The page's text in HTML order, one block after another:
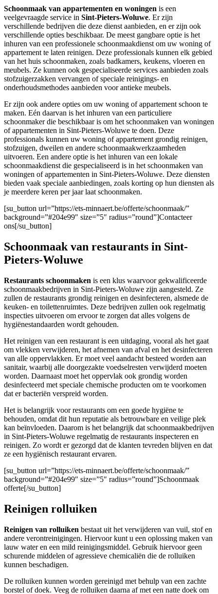
Schoonmaak van appartementen en woningen is een
veelgevraagde service in Sint-Pieters-Woluwe. Er zijn
verschillende bedrijven die deze dienst aanbieden, en er zijn ook
verschillende opties beschikbaar. De meest gangbare optie is het
inhuren van een professionele schoonmaakdienst om uw woning of
appartement te laten reinigen. Deze professionals kunnen elk gebied
van het huis schoonmaken, zoals badkamers, keukens, vloeren en
meubels. Ze kunnen ook gespecialiseerde services aanbieden zoals
stofzuigerzakken vervangen of speciale reinigings- en
onderhoudsmethodes aanbieden voor antieke meubels.
Er zijn ook andere opties om uw woning of appartement schoon te
maken. Eén daarvan is het inhuren van een particuliere
schoonmaker die beschikbaar is om het schoonmaken van woningen
of appartementen in Sint-Pieters-Woluwe te doen. Deze
professionals kunnen uw woning of appartement grondig reinigen,
stofzuigen, dweilen en andere schoonmaakwerkzaamheden
uitvoeren. Een andere optie is het inhuren van een lokale
schoonmaakdienst die gespecialiseerd is in het schoonmaken van
woningen of appartementen in Sint-Pieters-Woluwe. Deze diensten
bieden vaak speciale aanbiedingen, zoals korting op hun diensten als
je meerdere keren per jaar laat schoonmaken.
[su_button url=”https://ets-minnaert.be/offerte/schoonmaak/”
background=”#204e99″ size=”5″ radius=”round”]Contacteer
ons[/su_button]
Schoonmaak van restaurants in Sint-
Pieters-Woluwe
Restaurants schoonmaken is een klus waarvoor gekwalificeerde
schoonmaakbedrijven in Sint-Pieters-Woluwe zijn aangesteld. Ze
zullen de restaurants grondig reinigen en desinfecteren, alsmede de
keuken- en toilettenruimtes. Deze bedrijven zullen ook regelmatig
inspecties uitvoeren om ervoor te zorgen dat alles volgens de
hygiënestandaarden wordt gehouden.
Het reinigen van een restaurant is een uitdaging, vooral als het gaat
om vlekken verwijderen, het afnemen van afval en het desinfecteren
van alle oppervlakken. Er moet veel aandacht besteed worden aan
sanitair, waarbij alle doorgezakte voedselresten verwijderd moeten
worden. Daarnaast moet het oppervlak ook grondig worden
desinfecteerd met speciale chemische producten om te voorkomen
dat er bacteriën verspreid worden.
Het is belangrijk voor restaurants om een goede hygiëne te
behouden, omdat dit hun reputatie als betrouwbare en veilige plek
kan beïnvloeden. Daarom is het belangrijk dat schoonmaakbedrijven
in Sint-Pieters-Woluwe regelmatig de restaurants inspecteren en
reinigen. Zo wordt er gezorgd dat de klanten tevreden blijven en dat
ze een hygiënisch restaurant ervaren.
[su_button url=”https://ets-minnaert.be/offerte/schoonmaak/”
background=”#204e99″ size=”5″ radius=”round”]Schoonmaak
offerte[/su_button]
Reinigen rolluiken
Reinigen van rolluiken bestaat uit het verwijderen van vuil, stof en
andere verontreinigingen. Hiervoor kunt u een oplossing maken van
lauw water en een mild reinigingsmiddel. Gebruik hiervoor geen
schurende middelen of agressieve chemicaliën die de rolluiken
kunnen beschadigen.
De rolluiken kunnen worden gereinigd met behulp van een zachte
borstel of doek. Veeg de rolluiken daarna af met een natte doek om